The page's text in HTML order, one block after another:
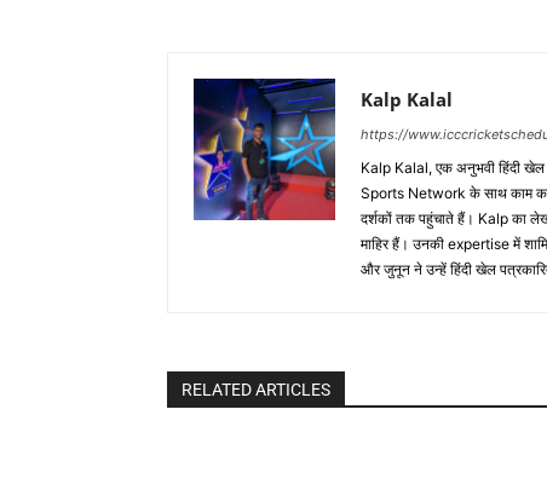
Kalp Kalal
https://
Kalp Kalal, एक अनुभवी हिंदी
Sports Network के साथ काम
दर्शकों तक पहुंचाते हैं। Kalp का
माहिर हैं। उनकी expertise में
और जुनून ने उन्हें हिंदी खेल
RELATED ARTICLES